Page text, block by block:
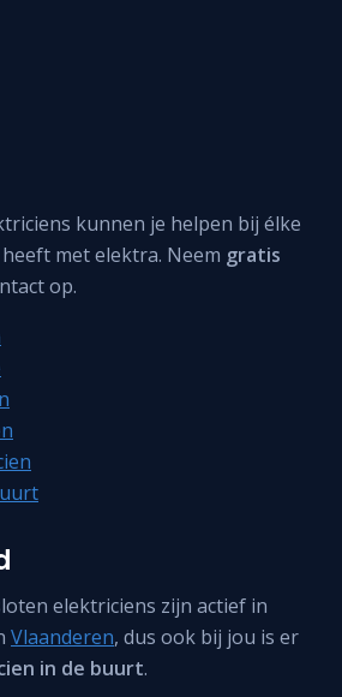
kunnen je helpen bij élke
met elektra. Neem gratis
op.
elektriciens zijn actief in
Vlaanderen, dus ook bij jou is er
in de buurt.